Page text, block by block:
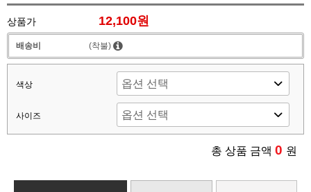
상품가 12,100원
배송비 (착불)
색상
사이즈
총 상품 금액 0 원